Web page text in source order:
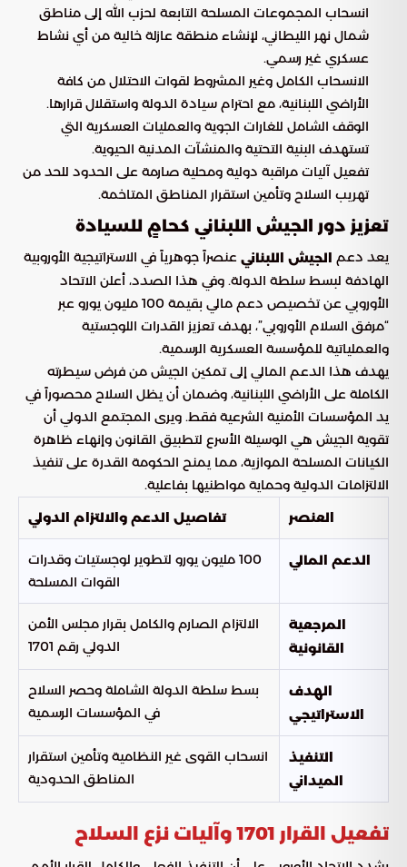
انسحاب المجموعات المسلحة التابعة لحزب الله إلى مناطق
شمال نهر الليطاني، لإنشاء منطقة عازلة خالية من أي نشاط
عسكري غير رسمي.
الانسحاب الكامل وغير المشروط لقوات الاحتلال من كافة
الأراضي اللبنانية، مع احترام سيادة الدولة واستقلال قرارها.
الوقف الشامل للغارات الجوية والعمليات العسكرية التي
تستهدف البنية التحتية والمنشآت المدنية الحيوية.
تفعيل آليات مراقبة دولية ومحلية صارمة على الحدود للحد من
تهريب السلاح وتأمين استقرار المناطق المتاخمة.
تعزيز دور الجيش اللبناني كحامٍ للسيادة
يعد دعم الجيش اللبناني عنصراً جوهرياً في الاستراتيجية الأوروبية
الهادفة لبسط سلطة الدولة. وفي هذا الصدد، أعلن الاتحاد
الأوروبي عن تخصيص دعم مالي بقيمة 100 مليون يورو عبر
“مرفق السلام الأوروبي”، بهدف تعزيز القدرات اللوجستية
والعملياتية للمؤسسة العسكرية الرسمية.
يهدف هذا الدعم المالي إلى تمكين الجيش من فرض سيطرته
الكاملة على الأراضي اللبنانية، وضمان أن يظل السلاح محصوراً في
يد المؤسسات الأمنية الشرعية فقط. ويرى المجتمع الدولي أن
تقوية الجيش هي الوسيلة الأسرع لتطبيق القانون وإنهاء ظاهرة
الكيانات المسلحة الموازية، مما يمنح الحكومة القدرة على تنفيذ
الالتزامات الدولية وحماية مواطنيها بفاعلية.
العنصر
تفاصيل الدعم والالتزام الدولي
الدعم المالي
100 مليون يورو لتطوير لوجستيات وقدرات
القوات المسلحة
المرجعية
القانونية
الالتزام الصارم والكامل بقرار مجلس الأمن
الدولي رقم 1701
الهدف
الاستراتيجي
بسط سلطة الدولة الشاملة وحصر السلاح
في المؤسسات الرسمية
التنفيذ
الميداني
انسحاب القوى غير النظامية وتأمين استقرار
المناطق الحدودية
تفعيل القرار 1701 وآليات نزع السلاح